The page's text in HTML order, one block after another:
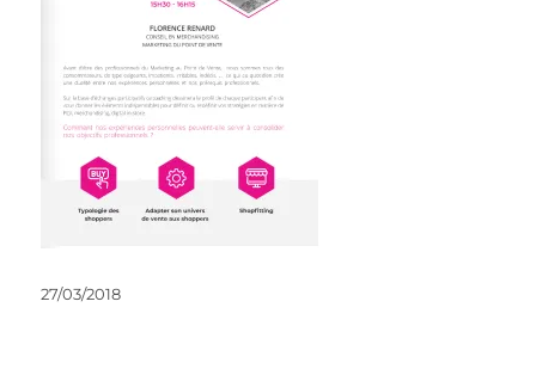
Publié
27/03/2018